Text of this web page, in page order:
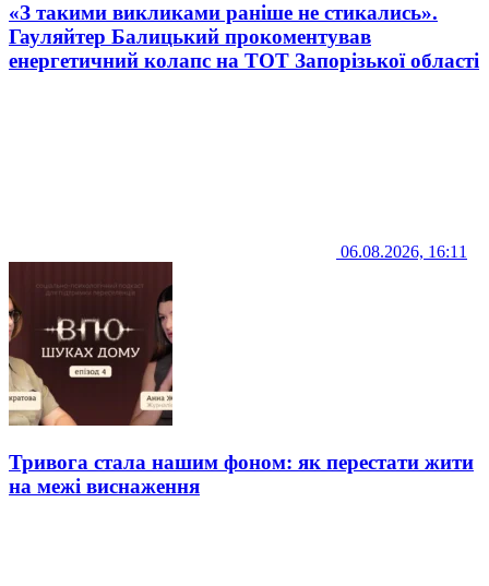
«З такими викликами раніше не стикались».
Гауляйтер Балицький прокоментував
енергетичний колапс на ТОТ Запорізької області
06.08.2026, 16:11
Тривога стала нашим фоном: як перестати жити
на межі виснаження